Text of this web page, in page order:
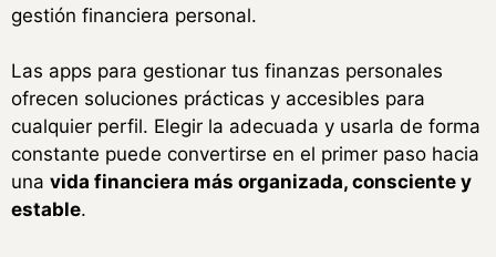
gestión financiera personal.
Las apps para gestionar tus finanzas personales
ofrecen soluciones prácticas y accesibles para
cualquier perfil. Elegir la adecuada y usarla de forma
constante puede convertirse en el primer paso hacia
una vida financiera más organizada, consciente y
estable.